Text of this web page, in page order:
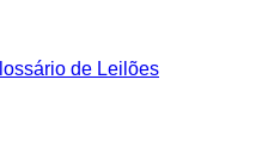
de Leilões